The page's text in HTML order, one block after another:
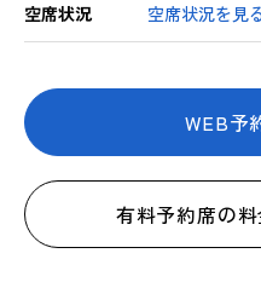
空席状況 空席状況を見
WEB予
有料予約席の